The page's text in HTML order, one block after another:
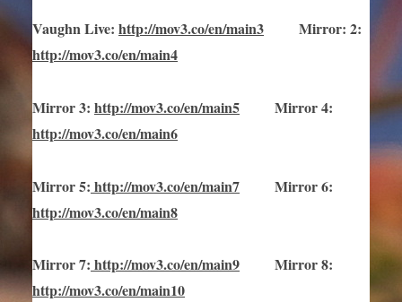
Vaughn Live: http://mov3.co/en/main3 Mirror: 2:
http://mov3.co/en/main4
Mirror3: http://mov3.co/en/main5 Mirror4:
http://mov3.co/en/main6
Mirror5: http://mov3.co/en/main7 Mirror6:
http://mov3.co/en/main8
Mirror7: http://mov3.co/en/main9 Mirror 8:
http://mov3.co/en/main10